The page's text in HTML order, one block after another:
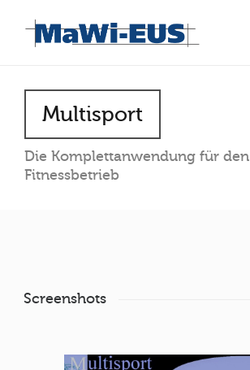
Multisport
Die Komplettanwendung für den
Fitnessbetrieb
Screenshots